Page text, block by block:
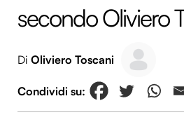
secondo Oliviero
Di Oliviero Toscani